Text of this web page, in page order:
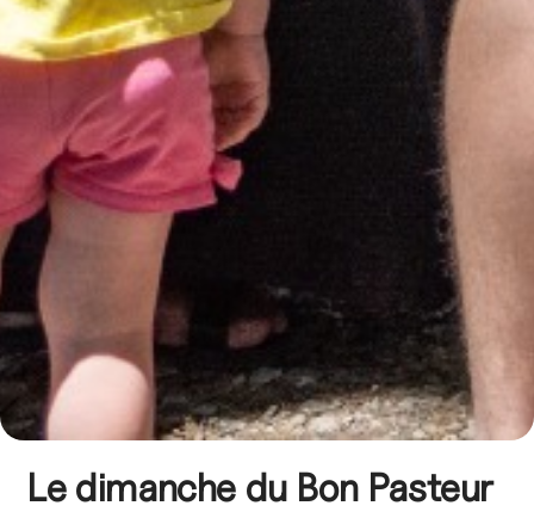
Le dimanche du Bon Pasteur